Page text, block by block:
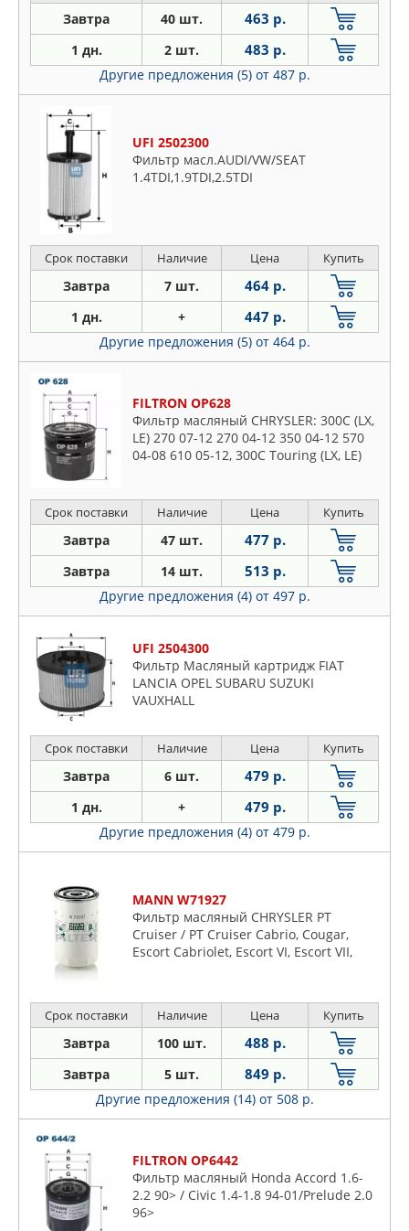
Завтра 40 шт. 463 р.
1 дн. 2 шт. 483 р.
Другие предложения (5) от 487 р.
UFI 2502300
Фильтр масл.AUDI/VW/SEAT
1.4TDI,1.9TDI,2.5TDI
Срок поставки Наличие Цена Купить
Завтра 7 шт. 464 р.
1 дн. + 447 р.
Другие предложения (5) от 464 р.
FILTRON OP628
Фильтр масляный CHRYSLER: 300C (LX,
LE) 270 07-12 270 04-12 350 04-12 570
04-08 610 05-12, 300C Touring (LX, LE)
Срок поставки Наличие Цена Купить
Завтра 47 шт. 477 р.
Завтра 14 шт. 513 р.
Другие предложения (4) от 497 р.
UFI 2504300
Фильтр Масляный картридж FIAT
LANCIA OPEL SUBARU SUZUKI
VAUXHALL
Срок поставки Наличие Цена Купить
Завтра 6 шт. 479 р.
1 дн. + 479 р.
Другие предложения (4) от 479 р.
MANN W71927
Фильтр масляный CHRYSLER PT
Cruiser / PT Cruiser Cabrio, Cougar,
Escort Cabriolet, Escort VI, Escort VII,
Срок поставки Наличие Цена Купить
Завтра 100 шт. 488 р.
Завтра 5 шт. 849 р.
Другие предложения (14) от 508 р.
FILTRON OP6442
Фильтр масляный Honda Accord 1.6-
2.2 90> / Civic 1.4-1.8 94-01/Prelude 2.0
96>